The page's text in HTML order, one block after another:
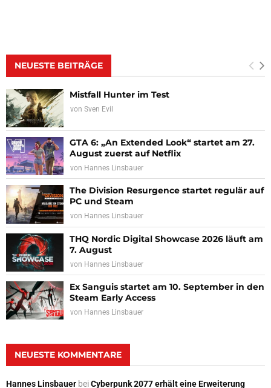
NEUESTE BEITRÄGE
Mistfall Hunter im Test
von Sven Evil
GTA 6: „An Extended Look“ startet am 27.
August zuerst auf Netflix
von Hannes Linsbauer
The Division Resurgence startet regulär auf
PC und Steam
von Hannes Linsbauer
THQ Nordic Digital Showcase 2026 läuft am
7. August
von Hannes Linsbauer
Ex Sanguis startet am 10. September in den
Steam Early Access
von Hannes Linsbauer
NEUESTE KOMMENTARE
Hannes Linsbauer beiCyberpunk 2077 erhält eine Erweiterung